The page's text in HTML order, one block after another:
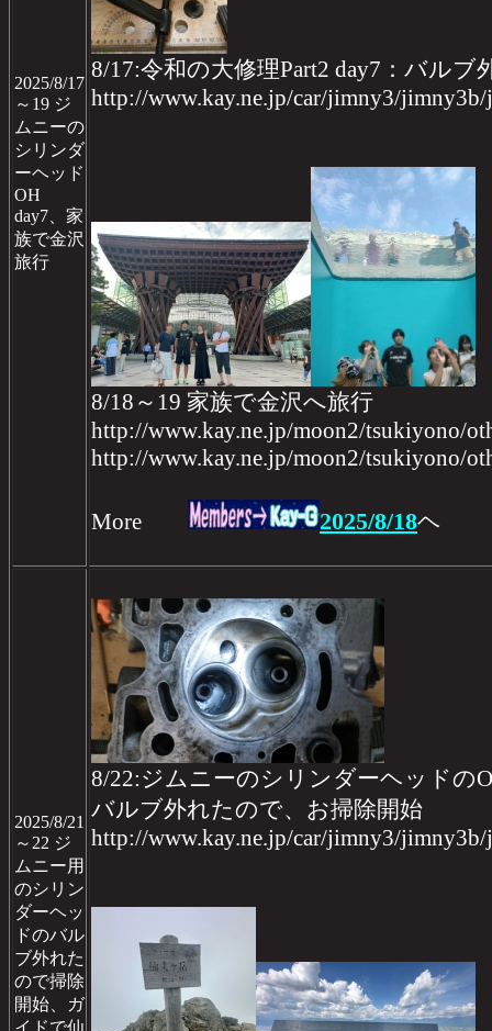
2025/8/17
～19 ジ
ムニーの
シリンダ
ーヘッド
OH
day7、家
族で金沢
旅行
8/17:令和の大修理Part2 day7：バル
http://www.kay.ne.jp/car/jimny3/
8/18～19 家族で金沢へ旅行
http://www.kay.ne.jp/moon2/tsukiyono/
http://www.kay.ne.jp/moon2/tsukiyono/
More 2025/8/18ヘ
2025/8/21
～22 ジ
ムニー用
のシリン
ダーヘッ
ドのバル
ブ外れた
ので掃除
開始、ガ
イドで仙
8/22:ジムニーのシリンダーヘッドの
バルブ外れたので、お掃除開始
http://www.kay.ne.jp/car/jimny3/